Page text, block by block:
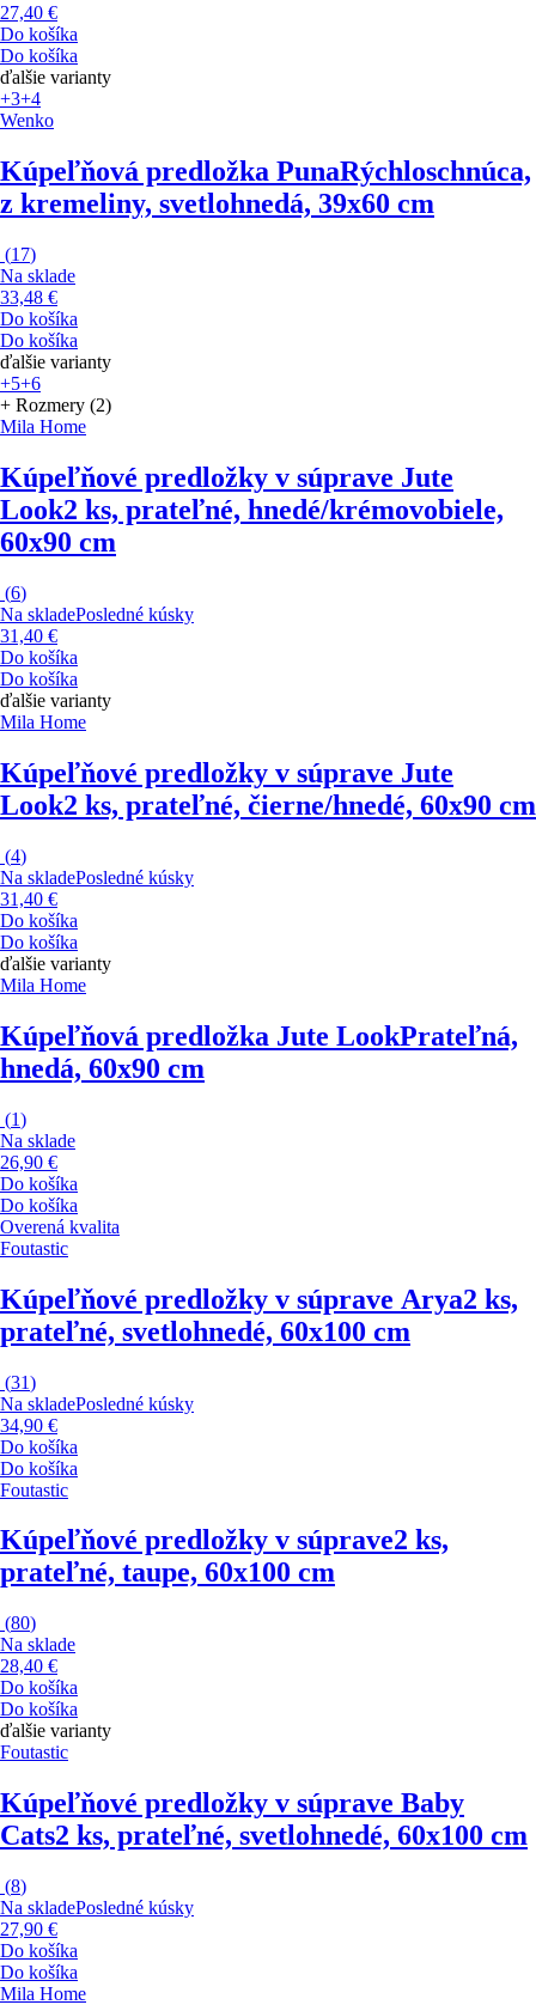
27,40 €
Do košíka
Do košíka
ďalšie varianty
+3+4
Wenko
Kúpeľňová predložka PunaRýchloschnúca,
z kremeliny, svetlohnedá, 39x60 cm
(17)
Na sklade
33,48 €
Do košíka
Do košíka
ďalšie varianty
+5+6
+ Rozmery (2)
Mila Home
Kúpeľňové predložky v súprave Jute
Look2 ks, prateľné, hnedé/krémovobiele,
60x90 cm
(6)
Na skladePosledné kúsky
31,40 €
Do košíka
Do košíka
ďalšie varianty
Mila Home
Kúpeľňové predložky v súprave Jute
Look2 ks, prateľné, čierne/hnedé, 60x90 cm
(4)
Na skladePosledné kúsky
31,40 €
Do košíka
Do košíka
ďalšie varianty
Mila Home
Kúpeľňová predložka Jute LookPrateľná,
hnedá, 60x90 cm
(1)
Na sklade
26,90 €
Do košíka
Do košíka
Overená kvalita
Foutastic
Kúpeľňové predložky v súprave Arya2 ks,
prateľné, svetlohnedé, 60x100 cm
(31)
Na skladePosledné kúsky
34,90 €
Do košíka
Do košíka
Foutastic
Kúpeľňové predložky v súprave2 ks,
prateľné, taupe, 60x100 cm
(80)
Na sklade
28,40 €
Do košíka
Do košíka
ďalšie varianty
Foutastic
Kúpeľňové predložky v súprave Baby
Cats2 ks, prateľné, svetlohnedé, 60x100 cm
(8)
Na skladePosledné kúsky
27,90 €
Do košíka
Do košíka
Mila Home